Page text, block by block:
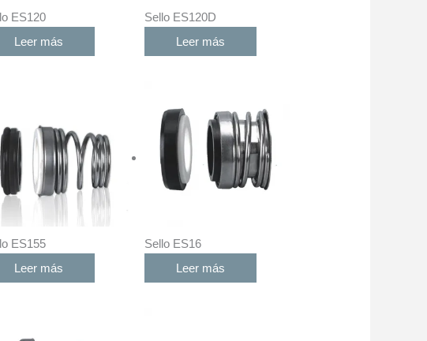
ES120
Leer más
Sello ES120D
Leer más
ES155
Leer más
Sello ES16
Leer más